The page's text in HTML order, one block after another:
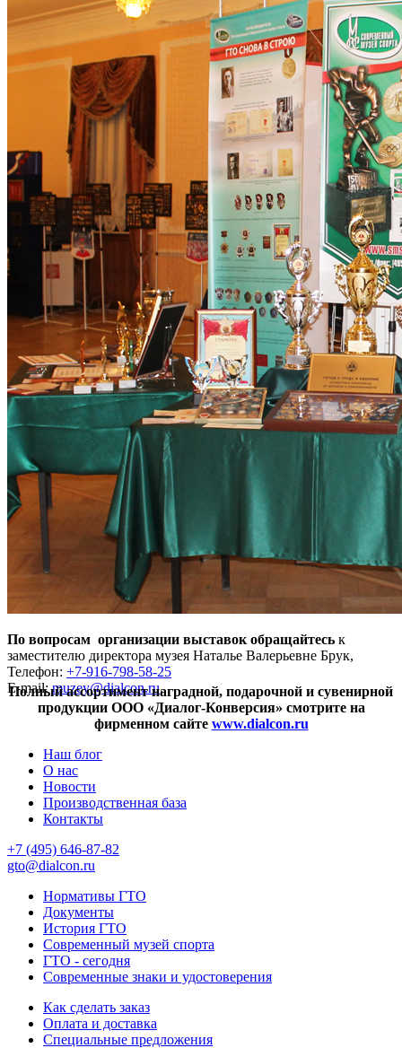
По вопросам организации выставок обращайтесь к
заместителю директора музея Наталье Валерьевне Брук,
Телефон: +7-916-798-58-25
E-mail:muzey@dialcon.ru.
Полный ассортимент наградной, подарочной и сувенирной
продукции ООО «Диалог-Конверсия» смотрите на
фирменном сайте www.dialcon.ru
Наш блог
О нас
Новости
Производственная база
Контакты
+7 (495) 646-87-82
gto@dialcon.ru
Нормативы ГТО
Документы
История ГТО
Современный музей спорта
ГТО - сегодня
Современные знаки и удостоверения
Как сделать заказ
Оплата и доставка
Специальные предложения